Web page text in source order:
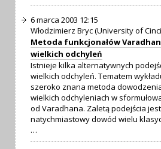
6 marca 2003 12:15
Włodzimierz Bryc (University of
Metoda funkcjonałów
wielkich odchyleń
Istnieje kilka alternatywnych
wielkich odchyleń. Tematem
szeroko znana metoda
wielkich odchyleniach w
od Varadhana. Zaletą podejścia
natychmiastowy dowód wielu
…